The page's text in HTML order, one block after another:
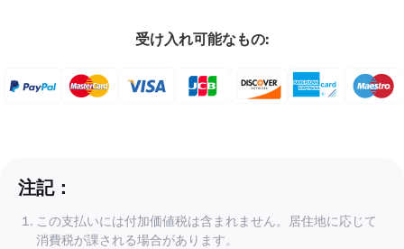
受け入れ可能なもの:
注記：
この支払いには付加価値税は含まれません。居住地に応じて
消費税が課される場合があります。